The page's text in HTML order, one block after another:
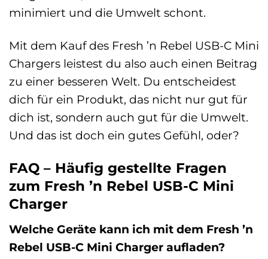
minimiert und die Umwelt schont.
Mit dem Kauf des Fresh ’n Rebel USB-C Mini
Chargers leistest du also auch einen Beitrag
zu einer besseren Welt. Du entscheidest
dich für ein Produkt, das nicht nur gut für
dich ist, sondern auch gut für die Umwelt.
Und das ist doch ein gutes Gefühl, oder?
FAQ – Häufig gestellte Fragen
zum Fresh ’n Rebel USB-C Mini
Charger
Welche Geräte kann ich mit dem Fresh ’n
Rebel USB-C Mini Charger aufladen?